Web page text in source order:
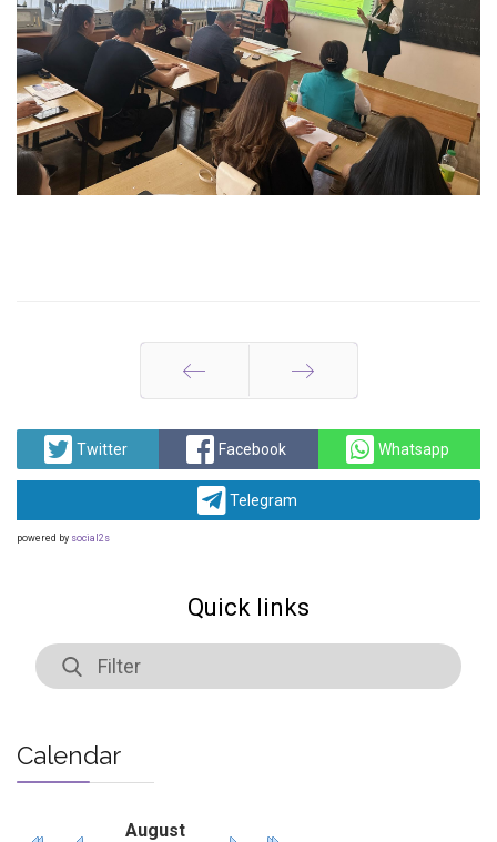
Prev Next
Twitter Facebook Whatsapp
Telegram
powered by social2s
Quick links
Calendar
August